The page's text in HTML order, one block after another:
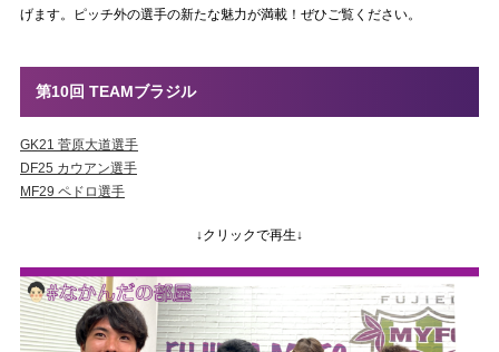
げます。ピッチ外の選手の新たな魅力が満載！ぜひご覧ください。
第10回 TEAMブラジル
GK21 菅原大道選手
DF25 カウアン選手
MF29 ペドロ選手
↓クリックで再生↓